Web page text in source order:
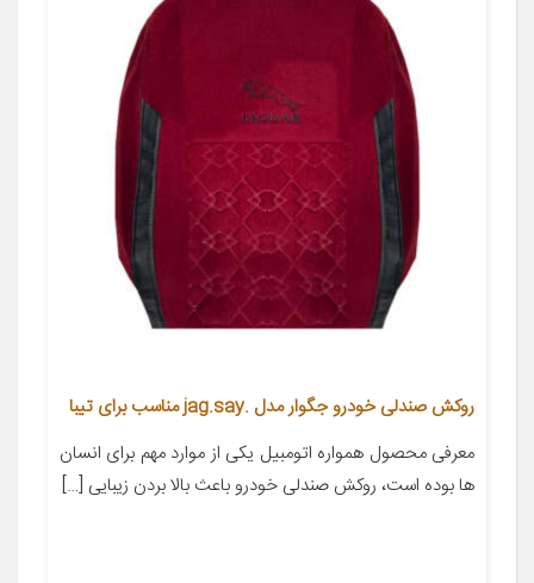
روکش صندلی خودرو جگوار مدل .jag.say مناسب برای تیبا
معرفی محصول همواره اتومبیل یکی از موارد مهم برای انسان
ها بوده است، روکش صندلی خودرو باعث بالا بردن زیبایی […]